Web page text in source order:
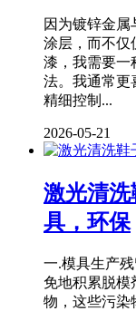
因为镀锌金
涂层，而不仅
漆，我需要一
法。我通常更
精细控制...
2026-05-21
激光清
具，环保
一.模具生产
免地积累脱模
物，这些污染